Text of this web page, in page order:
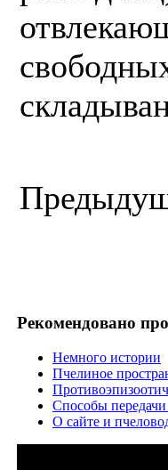
Рекомендовано
Немного истории
Пчелиное
Способы передачи
О сайте и